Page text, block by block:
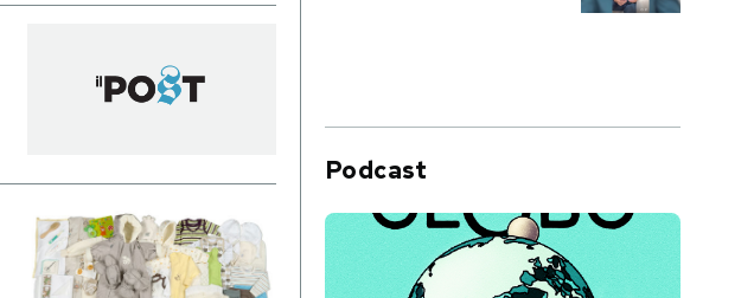
Podcast